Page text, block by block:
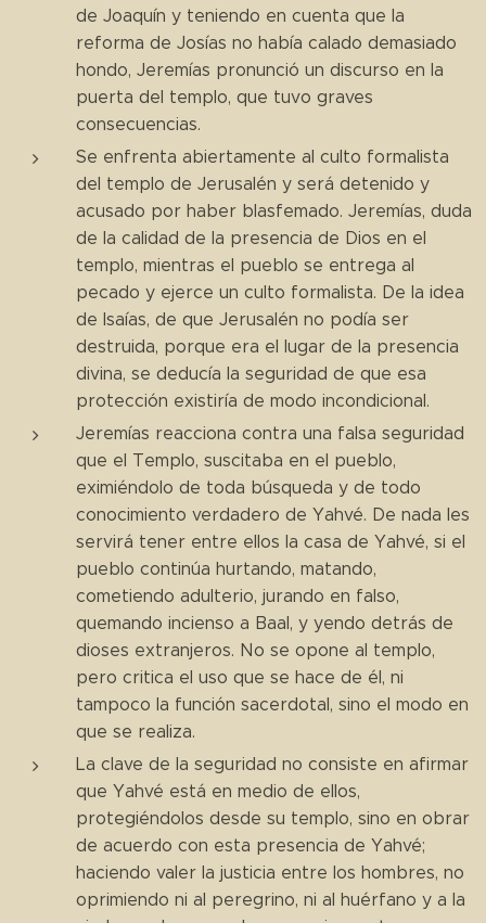
de Joaquín y teniendo en cuenta que la
reforma de Josías no había calado demasiado
hondo, Jeremías pronunció un discurso en la
puerta del templo, que tuvo graves
consecuencias.
Se enfrenta abiertamente al culto formalista
del templo de Jerusalén y será detenido y
acusado por haber blasfemado. Jeremías, duda
de la calidad de la presencia de Dios en el
templo, mientras el pueblo se entrega al
pecado y ejerce un culto formalista. De la idea
de Isaías, de que Jerusalén no podía ser
destruida, porque era el lugar de la presencia
divina, se deducía la seguridad de que esa
protección existiría de modo incondicional.
Jeremías reacciona contra una falsa seguridad
que el Templo, suscitaba en el pueblo,
eximiéndolo de toda búsqueda y de todo
conocimiento verdadero de Yahvé. De nada les
servirá tener entre ellos la casa de Yahvé, si el
pueblo continúa hurtando, matando,
cometiendo adulterio, jurando en falso,
quemando incienso a Baal, y yendo detrás de
dioses extranjeros. No se opone al templo,
pero critica el uso que se hace de él, ni
tampoco la función sacerdotal, sino el modo en
que se realiza.
La clave de la seguridad no consiste en afirmar
que Yahvé está en medio de ellos,
protegiéndolos desde su templo, sino en obrar
de acuerdo con esta presencia de Yahvé;
haciendo valer la justicia entre los hombres, no
oprimiendo ni al peregrino, ni al huérfano y a la